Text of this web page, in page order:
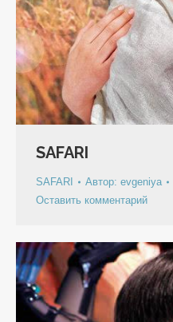
SAFARI
SAFARI Автор: evgeniya
Оставить комментарий